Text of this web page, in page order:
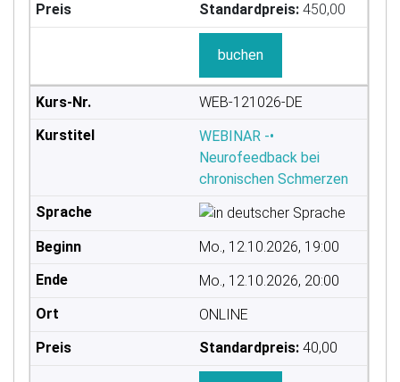
Standardpreis: 450,00
buchen
WEB-121026-DE
WEBINAR -•
Neurofeedback bei
chronischen Schmerzen
Mo., 12.10.2026, 19:00
Mo., 12.10.2026, 20:00
ONLINE
Standardpreis: 40,00